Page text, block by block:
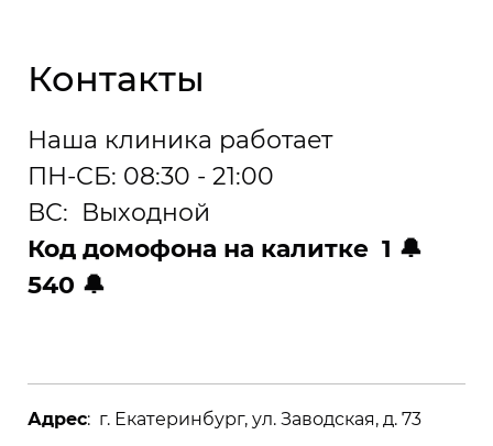
Контакты
Наша клиника работает
ПН-СБ: 08:30 - 21:00
ВС: Выходной
Код домофона на калитке 1 🔔
540 🔔
Адрес: г. Екатеринбург, ул. Заводская, д. 73